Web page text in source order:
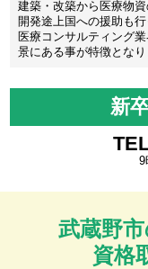
建築・改築から医療物
開発途上国への援助も行
医療コンサルティング
景にある事が特徴となり
新
9
武蔵野
資格